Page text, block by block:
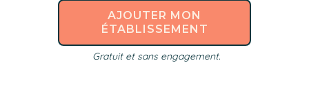
AJOUTER MON
ÉTABLISSEMENT
Gratuit et sans engagement.